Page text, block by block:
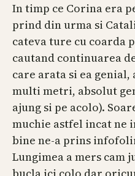
In timp ce Corina era
prind din urma si
cateva ture cu coarda
cautand continuarea
care arata si ea
multi metri, absolut
ajung si pe acolo).
muchie astfel incat ne
bine ne-a prins
Lungimea a mers cam